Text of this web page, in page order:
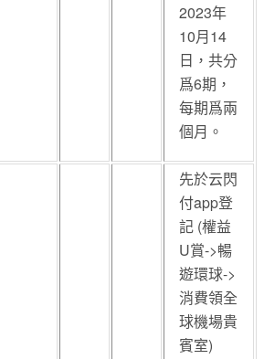
2023年
10月14
日，共分
爲6期，
每期爲兩
個月。
先於云閃
付app登
記 (權益
U賞->暢
遊環球->
消費領全
球機場貴
賓室)